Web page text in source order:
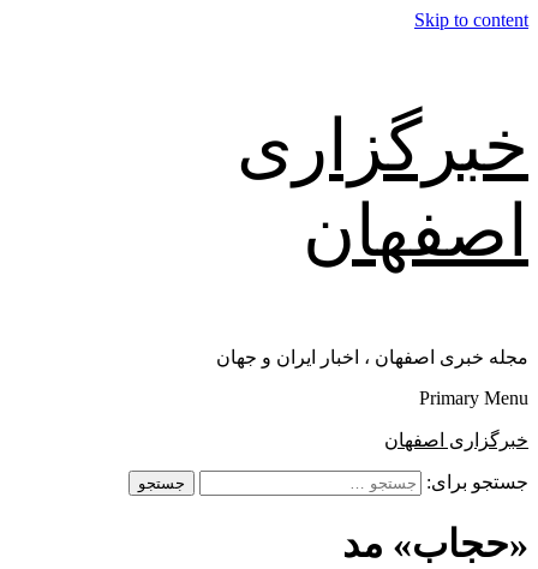
Skip to content
خبرگزاری
اصفهان
مجله خبری اصفهان ، اخبار ایران و جهان
Primary Menu
خبرگزاری اصفهان
جستجو برای:
«حجاب» مد